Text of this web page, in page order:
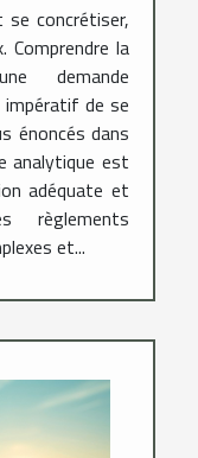
concrétiser,
Comprendre la
demande
de se
énoncés dans
analytique est
adéquate et
règlements
et...